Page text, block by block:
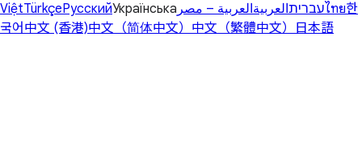
ViệtTürkçeРусскийУкраїнська עבריתالعربيةالعربية – مصر ไทย한
국어 中文 (香港)中文（简体中文） 中文（繁體中文） 日本語